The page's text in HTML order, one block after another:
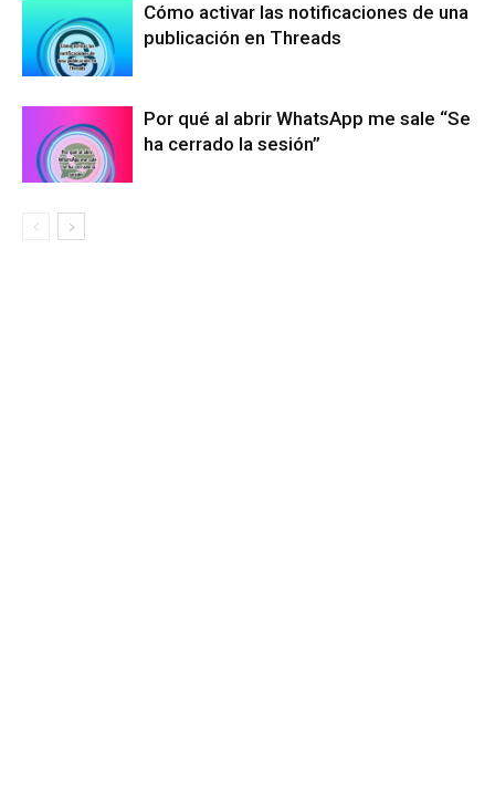
Cómo activar las notificaciones de una
publicación en Threads
Por qué al abrir WhatsApp me sale “Se
ha cerrado la sesión”